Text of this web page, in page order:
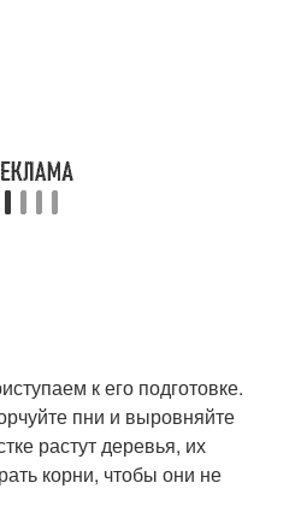
к его подготовке.
пни и выровняйте
растут деревья, их
корни, чтобы они не